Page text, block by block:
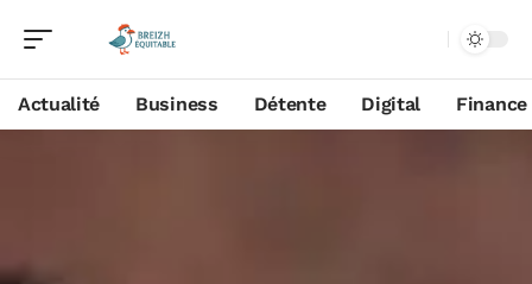
Actualité Business Détente Digital Finance